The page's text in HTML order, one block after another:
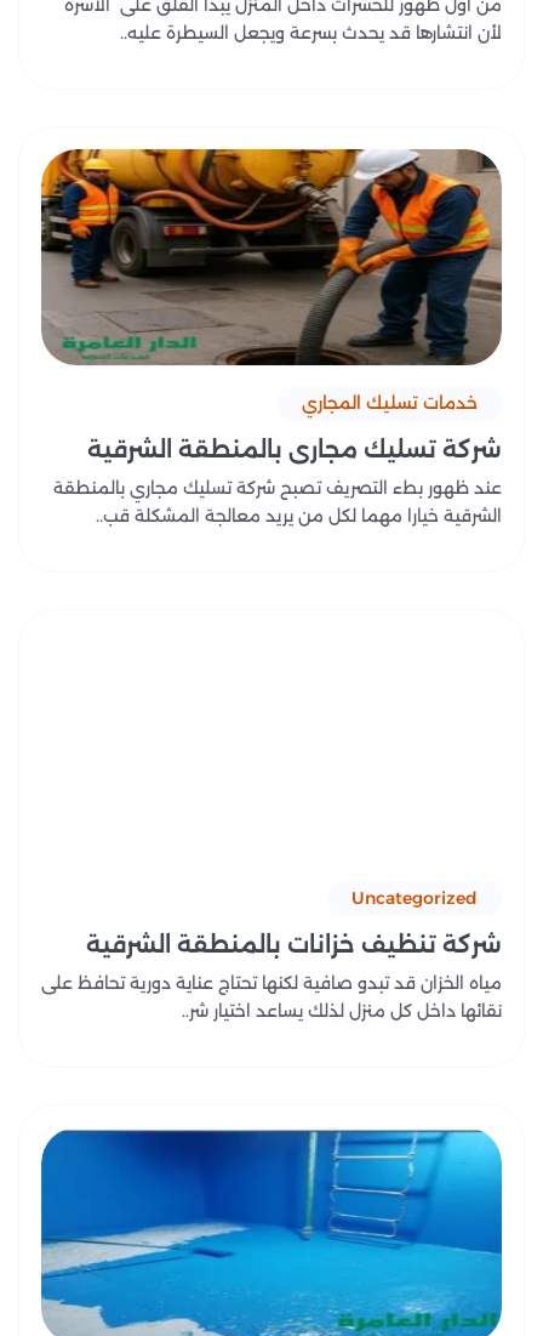
من أول ظهور للحشرات داخل المنزل يبدأ القلق على الأسرة
لأن انتشارها قد يحدث بسرعة ويجعل السيطرة عليه..
خدمات تسليك المجاري
شركة تسليك مجاري بالمنطقة الشرقية
عند ظهور بطء التصريف تصبح شركة تسليك مجاري بالمنطقة
الشرقية خيارا مهما لكل من يريد معالجة المشكلة قب..
Uncategorized
شركة تنظيف خزانات بالمنطقة الشرقية
مياه الخزان قد تبدو صافية لكنها تحتاج عناية دورية تحافظ على
نقائها داخل كل منزل لذلك يساعد اختيار شر..